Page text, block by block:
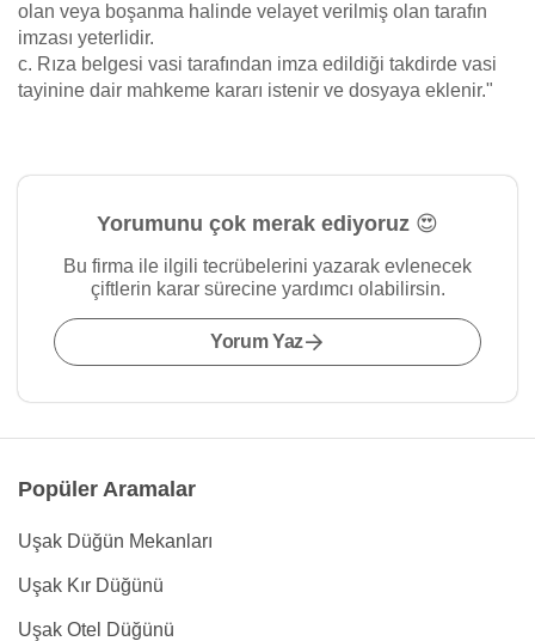
olan veya boşanma halinde velayet verilmiş olan tarafın
imzası yeterlidir.
c. Rıza belgesi vasi tarafından imza edildiği takdirde vasi
tayinine dair mahkeme kararı istenir ve dosyaya eklenir."
Yorumunu çok merak ediyoruz 😍
Bu firma ile ilgili tecrübelerini yazarak evlenecek
çiftlerin karar sürecine yardımcı olabilirsin.
Yorum Yaz
Popüler Aramalar
Uşak Düğün Mekanları
Uşak Kır Düğünü
Uşak Otel Düğünü